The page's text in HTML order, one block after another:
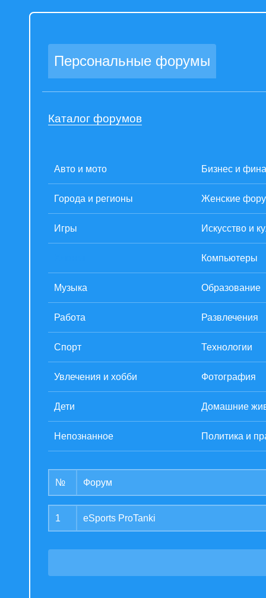
Персональные форумы
Каталог форумов
Авто и мото Бизнес и
Города и регионы Женские
Игры Искусство и
Компьютеры
Музыка Образование
Работа Развлечения
Спорт Технологии
Увлечения и хобби Фотография
Дети Домашние
Непознанное Политика и
№ Форум
1 eSports ProTanki